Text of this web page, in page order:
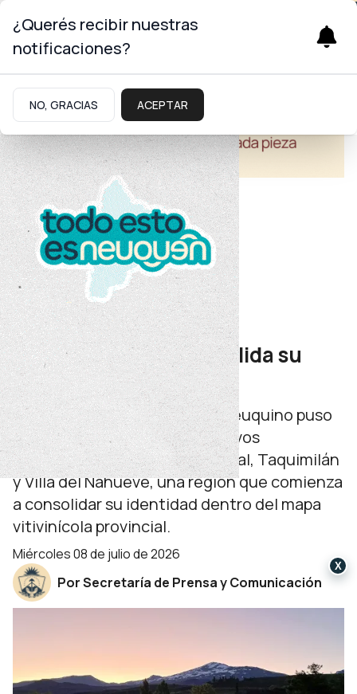
Turismo
Historia en movimiento
El Alto Neuquén consolida su
potencial vitivinícola
El primer Embajador del Vino Neuquino puso
en valor el crecimiento de nuevos
emprendimientos en Chos Malal, Taquimilán
y Villa del Nahueve, una región que comienza
a consolidar su identidad dentro del mapa
vitivinícola provincial.
miércoles 08 de julio de 2026
Por Secretaría de Prensa y Comunicación
¿Querés recibir nuestras
notificaciones?
NO, GRACIAS ACEPTAR
X